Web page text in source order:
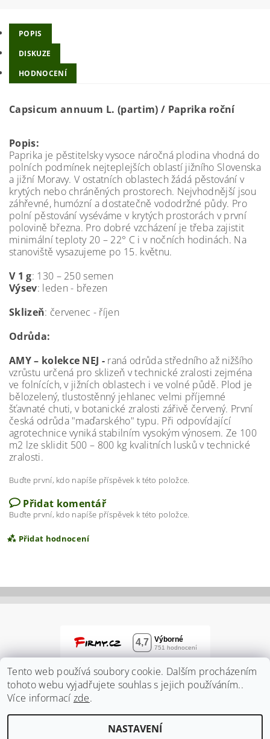
POPIS
DISKUZE
HODNOCENÍ
Capsicum annuum L. (partim) / Paprika roční
Popis:
Paprika je pěstitelsky vysoce náročná plodina vhodná do
polních podmínek nejteplejších oblastí jižního Slovenska
a jižní Moravy. V ostatních oblastech žádá pěstování v
krytých nebo chráněných prostorech. Nejvhodnější jsou
záhřevné, humózní a dostatečně vododržné půdy. Pro
polní pěstování vyséváme v krytých prostorách v první
polovině března. Pro dobré vzcházení je třeba zajistit
minimální teploty 20 – 22° C i v nočních hodinách. Na
stanoviště vysazujeme po 15. květnu.
V 1 g: 130 – 250 semen
Výsev: leden - březen
Sklizeň: červenec - říjen
Odrůda:
AMY – kolekce NEJ - raná odrůda středního až nižšího
vzrůstu určená pro sklizeň v technické zralosti zejména
ve folnících, v jižních oblastech i ve volné půdě. Plod je
bělozelený, tlustostěnný jehlanec velmi příjemné
šťavnaté chuti, v botanické zralosti zářivě červený. První
česká odrůda "maďarského" typu. Při odpovídající
agrotechnice vyniká stabilním vysokým výnosem. Ze 100
m2 lze sklidit 500 – 800 kg kvalitních lusků v technické
zralosti.
Buďte první, kdo napíše příspěvek k této položce.
Přidat komentář
Buďte první, kdo napíše příspěvek k této položce.
Přidat hodnocení
Vložením hodnocení souhlasíte spodmínkami
ochrany osobních údajů
Tento web používá soubory cookie. Dalším procházením
tohoto webu vyjadřujete souhlas s jejich používáním..
Více informací zde.
NASTAVENÍ